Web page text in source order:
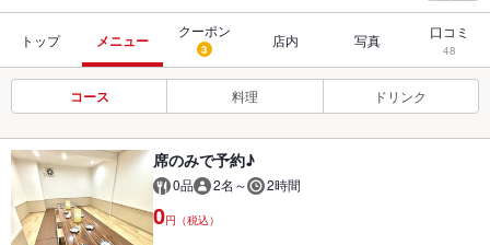
トップ メニュー
クーポン
3 店内 写真 口コミ
48
コース 料理 ドリンク
席のみで予約♪
0品 2名～ 2時間
0円（税込）